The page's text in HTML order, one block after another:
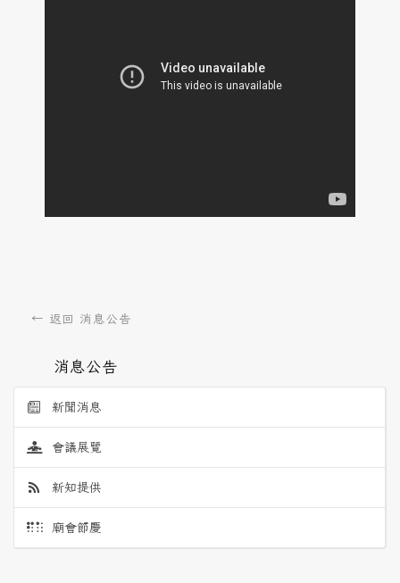
← 返回 消息公告
消息公告
新聞消息
會議展覽
新知提供
廟會節慶